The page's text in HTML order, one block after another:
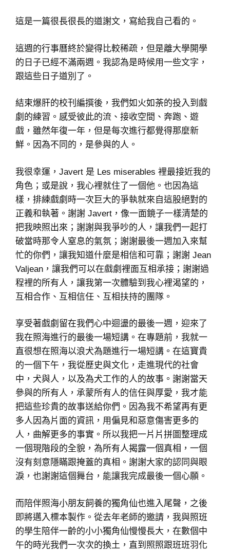
這是一篇很長很長的道謝文，寫給我自己看的。
這週的行事曆終於變得比較稀疏，但是離大學開學
的日子已經不滿兩週。我認為是時候用一些文字，
跟這些日子道別了。
結束爆肝的校刊編撰後，我們如火如荼的投入到戲
劇的練習。感受彼此的流、接收空間、奔跑、遊
戲，雖然年復一年，但是每次進行都覺得那麼新
鮮。因為不同的，是參與的人。
我很幸運，Javert 是 Les miserables 裡最接近我的
角色；或是說，我心裡就住了一個他。也因為這
樣，排練戲劇時一次巨大的爭執就來自這股絕對的
正義和執著。謝謝 Javert，像一面鏡子一樣清楚的
把我映照出來；謝謝與我爭吵的人，讓我們一起打
破當時那令人窒息的氣氛；謝謝最後一週加入來幫
忙的你們，讓我知道什麼是相信和可靠；謝謝 Jean
Valjean，讓我們可以在戲劇裡面互相承接；謝謝過
程裡的所有人，讓我第一次體驗到我心裡渴望的，
互相合作、互相信任、互相扶持的團隊。
享受著戲劇留在我們心中迴盪的最後一週，迎來了
我在照海進行的最後一場短講。在專題前，我就一
直很想在照海以浪犬為題進行一場短講。在這寶貴
的一個下午，我從歷史與文化，走進現代的社會
中，犬與人，以及為犬工作的人的故事。謝謝當天
參與的所有人，承蒙所有人的信任與厚愛，我才能
把這些珍貴的故事送給你們。因為我不希望再有更
多人因為片面的資訊，用偏見和惡意傷害更多的
人，曲解更多的事實。所以我把一片片拼圖整理成
一個現階段的全貌，為所有人揭露一個真相，一個
沒有刻意隱瞞跟掩蓋的真相。謝謝大家的認同與眼
淚，也謝謝這個舞台，能讓我完成最後一個心願。
而陪伴照海小朋友飼養的獨角仙也進入尾聲，之後
即將邁入標本製作。從去年老師的邀請，我與照班
的學生陪伴一齡的小小獨角仙慢慢長大，在數個中
午的時光我們一次次的換土，直到照照跟班班羽化